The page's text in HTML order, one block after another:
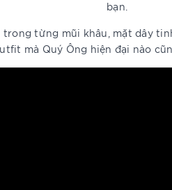
bạn.
từng mũi khâu, mặt dây
mà Quý Ông hiện đại nào